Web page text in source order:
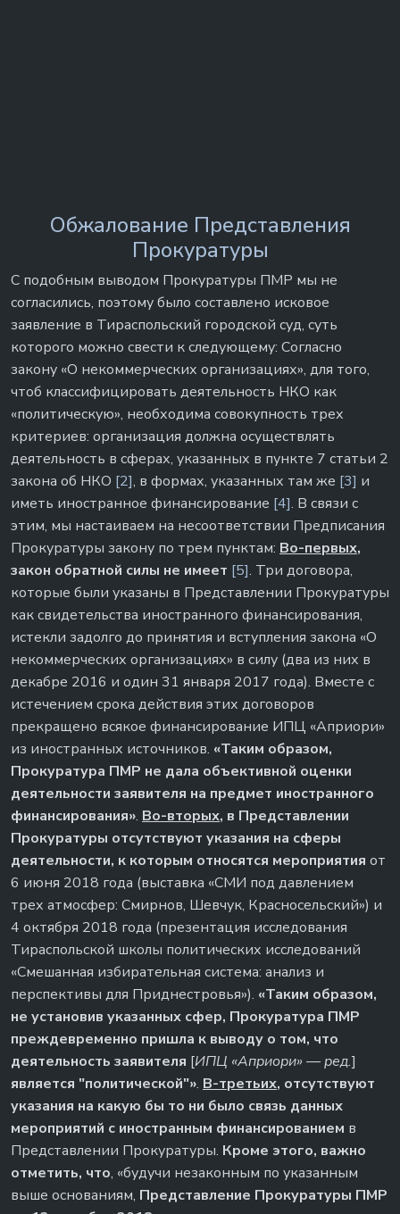
Обжалование Представления
Прокуратуры
С подобным выводом Прокуратуры ПМР мы не
согласились, поэтому было составлено исковое
заявление в Тираспольский городской суд, суть
которого можно свести к следующему: Согласно
закону «О некоммерческих организациях», для того,
чтоб классифицировать деятельность НКО как
«политическую», необходима совокупность трех
критериев: организация должна осуществлять
деятельность в сферах, указанных в пункте 7 статьи 2
закона об НКО [2], в формах, указанных там же [3] и
иметь иностранное финансирование [4]. В связи с
этим, мы настаиваем на несоответствии Предписания
Прокуратуры закону по трем пунктам: Во-первых,
закон обратной силы не имеет [5]. Три договора,
которые были указаны в Представлении Прокуратуры
как свидетельства иностранного финансирования,
истекли задолго до принятия и вступления закона «О
некоммерческих организациях» в силу (два из них в
декабре 2016 и один 31 января 2017 года). Вместе с
истечением срока действия этих договоров
прекращено всякое финансирование ИПЦ «Априори»
из иностранных источников. «Таким образом,
Прокуратура ПМР не дала объективной оценки
деятельности заявителя на предмет иностранного
финансирования». Во-вторых, в Представлении
Прокуратуры отсутствуют указания на сферы
деятельности, к которым относятся мероприятия от
6 июня 2018 года (выставка «СМИ под давлением
трех атмосфер: Смирнов, Шевчук, Красносельский») и
4 октября 2018 года (презентация исследования
Тираспольской школы политических исследований
«Смешанная избирательная система: анализ и
перспективы для Приднестровья»). «Таким образом,
не установив указанных сфер, Прокуратура ПМР
преждевременно пришла к выводу о том, что
деятельность заявителя [ИПЦ «Априори» — ред.]
является "политической"». В-третьих, отсутствуют
указания на какую бы то ни было связь данных
мероприятий с иностранным финансированием в
Представлении Прокуратуры. Кроме этого, важно
отметить, что, «будучи незаконным по указанным
выше основаниям, Представление Прокуратуры ПМР